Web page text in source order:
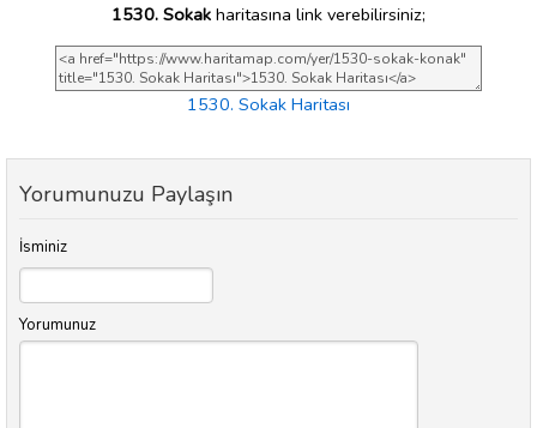
1530. Sokak haritasına link verebilirsiniz;
1530. Sokak Haritası
Yorumunuzu Paylaşın
İsminiz
Yorumunuz